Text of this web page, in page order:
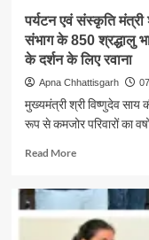
पर्यटन एवं संस्कृति
संभाग के 850 श्रद्धालु
के दर्शन के लिए रवाना
Apna Chhattisgarh
मुख्यमंत्री श्री विष्णुदेव साय
रूप से कमजोर परिवारों का
Read MoreRead
पर्यटन
एवं
संस्कृति